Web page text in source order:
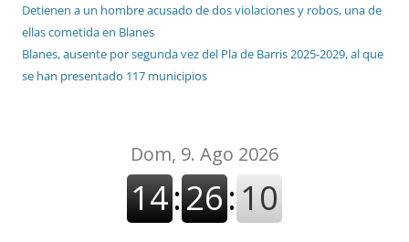
Detienen a un hombre acusado de dos violaciones y robos, una de
ellas cometida en Blanes
Blanes, ausente por segunda vez del Pla de Barris 2025-2029, al que
se han presentado 117 municipios